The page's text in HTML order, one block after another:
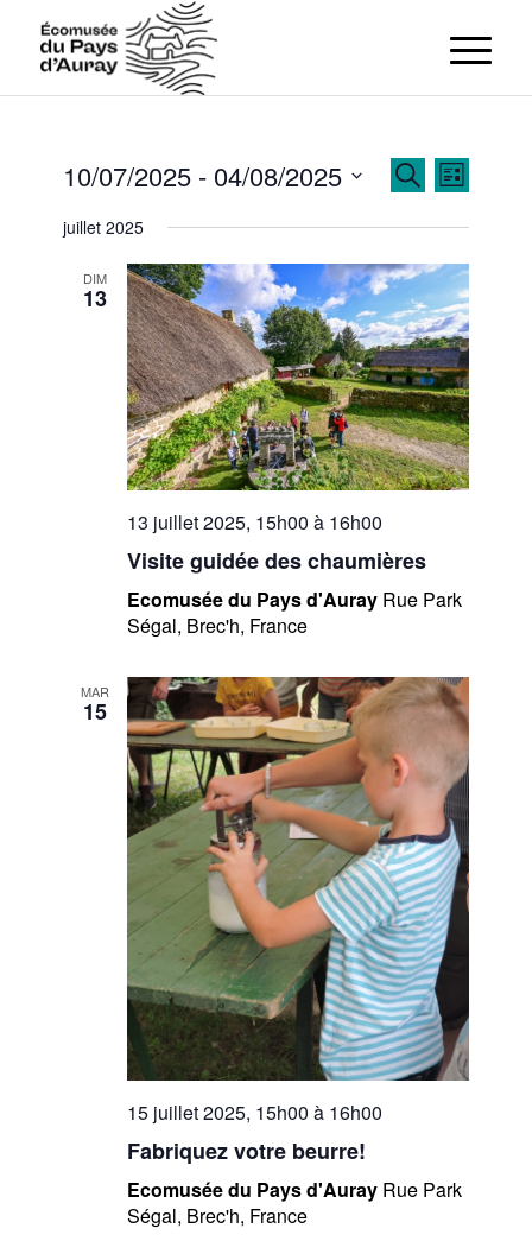
et
navigation
de
vues
Recherche
de
Liste
10/07/2025 - 04/08/2025
une
date.
juillet 2025
DIM
13
13 juillet 2025, 15h00 à 16h00
Visite guidée des chaumières
Ecomusée du Pays d'Auray Rue Park
Ségal, Brec'h, France
MAR
15
15 juillet 2025, 15h00 à 16h00
Fabriquez votre beurre!
Ecomusée du Pays d'Auray Rue Park
Ségal, Brec'h, France